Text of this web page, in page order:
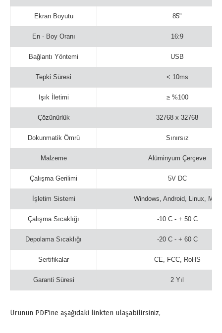
Ekran Boyutu 85"
En - Boy Oranı 16:9
Bağlantı Yöntemi USB
Tepki Süresi < 10ms
Işık İletimi ≥ %100
Çözünürlük 32768 x 32768
Dokunmatik Ömrü Sınırsız
Malzeme Alüminyum Çerçeve
Çalışma Gerilimi 5V DC
İşletim Sistemi Windows, Android, Linux, Mac
Çalışma Sıcaklığı -10 C - + 50 C
Depolama Sıcaklığı -20 C - + 60 C
Sertifikalar CE, FCC, RoHS
Garanti Süresi 2 Yıl
Ürünün PDF'ine aşağıdaki linkten ulaşabilirsiniz,